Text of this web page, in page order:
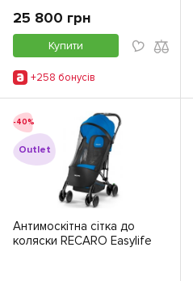
25 800 грн
Купити
+258 бонусiв
-40%
Outlet
Антимоскітна сітка до
коляски RECARO Easylife